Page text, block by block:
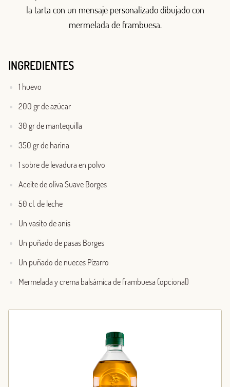
la tarta con un mensaje personalizado dibujado con
mermelada de frambuesa.
INGREDIENTES
1 huevo
200 gr de azúcar
30 gr de mantequilla
350 gr de harina
1 sobre de levadura en polvo
Aceite de oliva Suave Borges
50 cl. de leche
Un vasito de anís
Un puñado de pasas Borges
Un puñado de nueces Pizarro
Mermelada y crema balsámica de frambuesa (opcional)